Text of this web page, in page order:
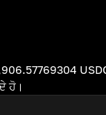
ਹੋ।